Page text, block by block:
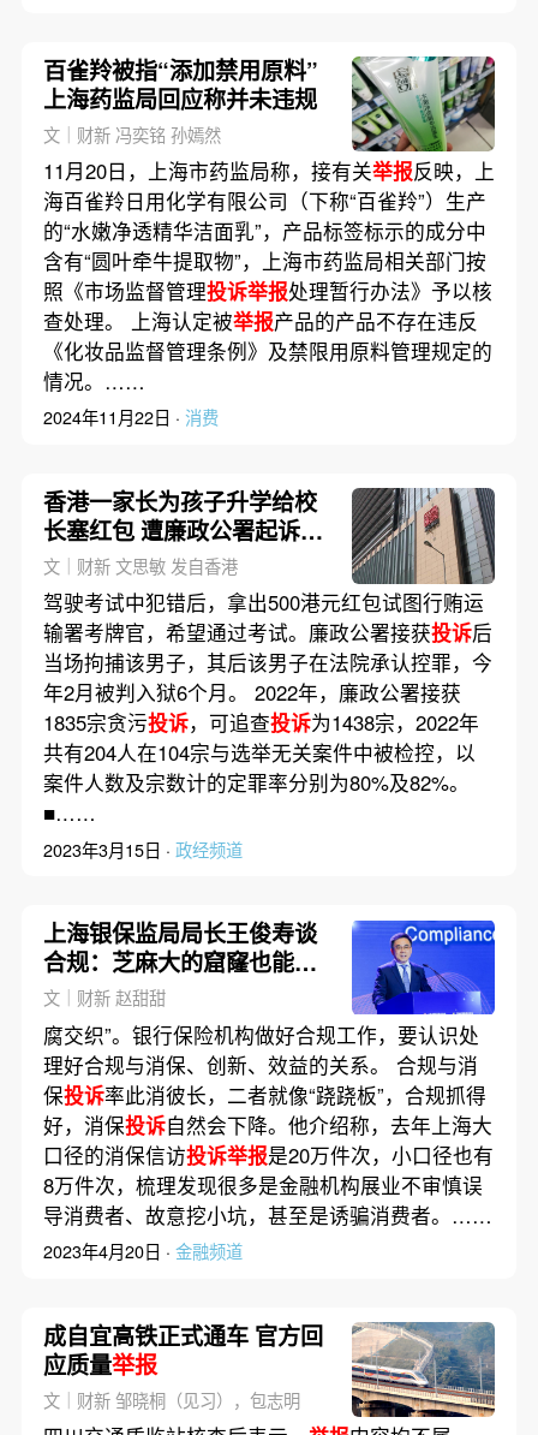
百雀羚被指“添加禁用原料”
上海药监局回应称并未违规
文｜财新 冯奕铭 孙嫣然
11月20日，上海市药监局称，接有关举报反映，上
海百雀羚日用化学有限公司（下称“百雀羚”）生产
的“水嫩净透精华洁面乳”，产品标签标示的成分中
含有“圆叶牵牛提取物”，上海市药监局相关部门按
照《市场监督管理投诉举报处理暂行办法》予以核
查处理。 上海认定被举报产品的产品不存在违反
《化妆品监督管理条例》及禁限用原料管理规定的
情况。……
2024年11月22日 · 消费
香港一家长为孩子升学给校
长塞红包 遭廉政公署起诉候
判
文｜财新 文思敏 发自香港
驾驶考试中犯错后，拿出500港元红包试图行贿运
输署考牌官，希望通过考试。廉政公署接获投诉后
当场拘捕该男子，其后该男子在法院承认控罪，今
年2月被判入狱6个月。 2022年，廉政公署接获
1835宗贪污投诉，可追查投诉为1438宗，2022年
共有204人在104宗与选举无关案件中被检控，以
案件人数及宗数计的定罪率分别为80%及82%。
■……
2023年3月15日 · 政经频道
上海银保监局局长王俊寿谈
合规：芝麻大的窟窿也能刮
进斗大的风
文｜财新 赵甜甜
腐交织”。银行保险机构做好合规工作，要认识处
理好合规与消保、创新、效益的关系。 合规与消
保投诉率此消彼长，二者就像“跷跷板”，合规抓得
好，消保投诉自然会下降。他介绍称，去年上海大
口径的消保信访投诉举报是20万件次，小口径也有
8万件次，梳理发现很多是金融机构展业不审慎误
导消费者、故意挖小坑，甚至是诱骗消费者。……
2023年4月20日 · 金融频道
成自宜高铁正式通车 官方回
应质量举报
文｜财新 邹晓桐（见习），包志明